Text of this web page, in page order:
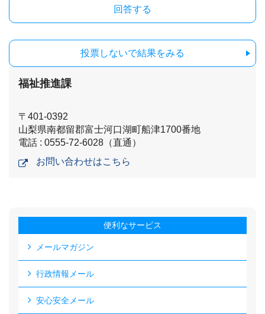
投票しないで結果をみる
福祉推進課
〒401-0392
山梨県南都留郡富士河口湖町船津1700番地
電話 : 0555-72-6028（直通）
お問い合わせはこちら
便利なサービス
メールマガジン
行政情報メール
安心安全メール